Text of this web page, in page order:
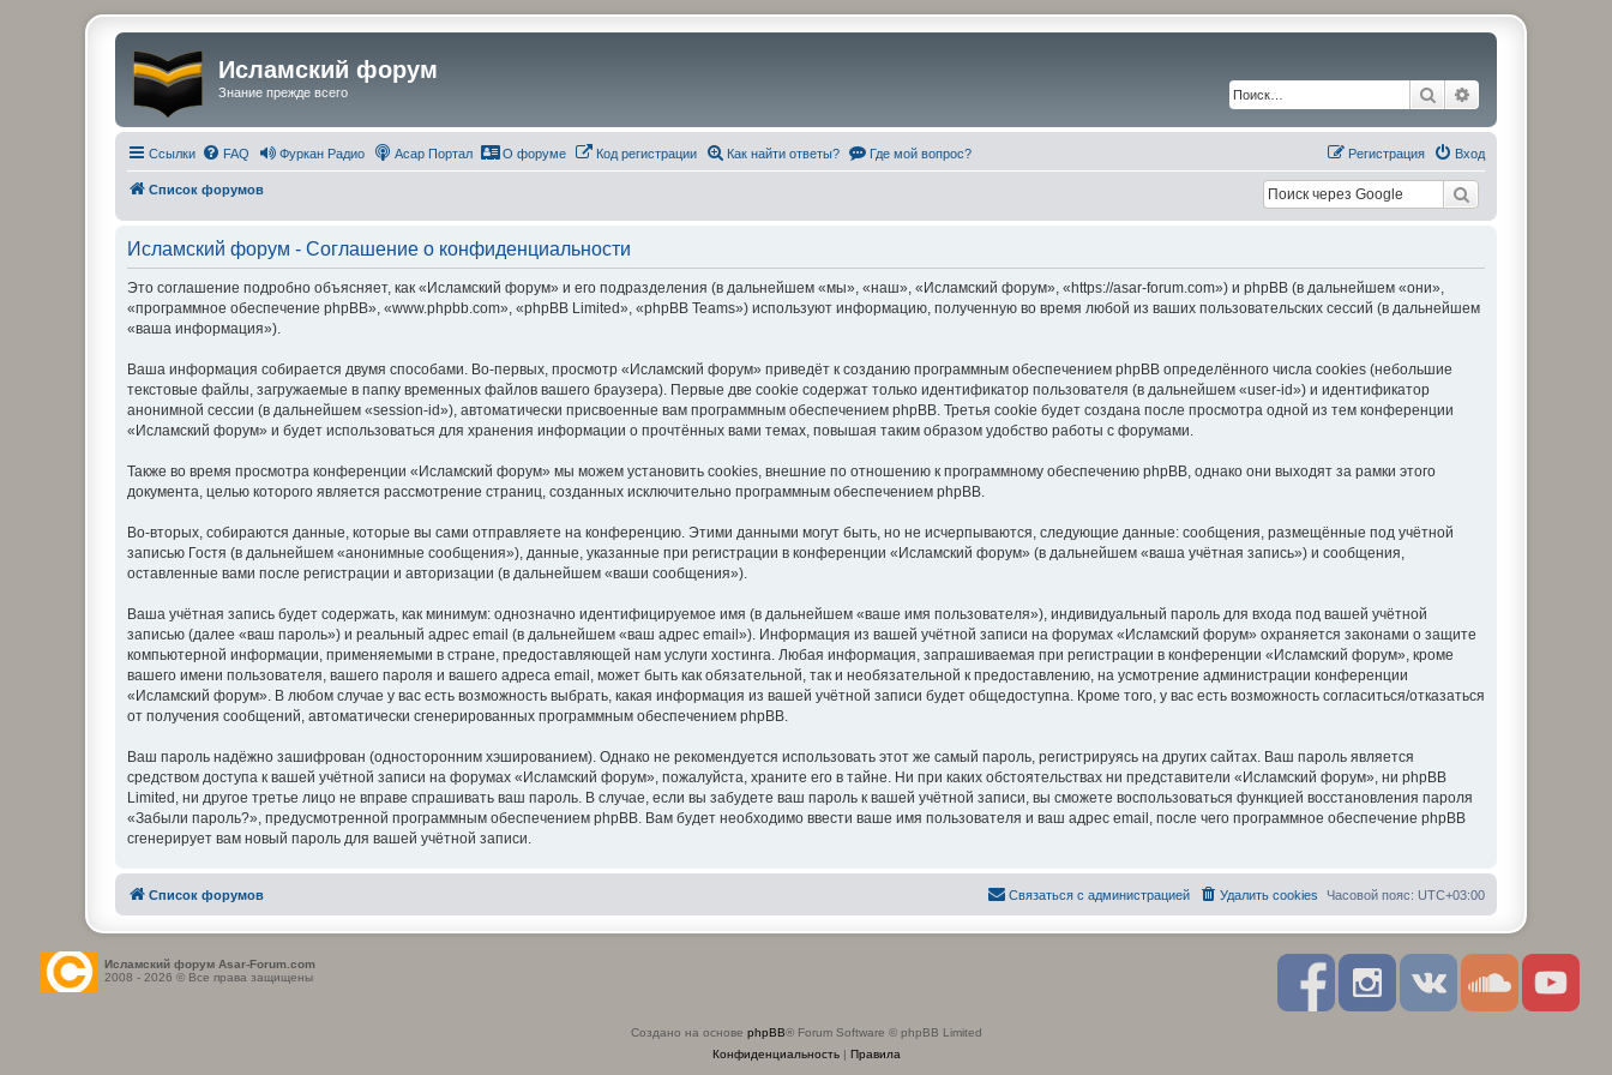
Исламский форум
Знание прежде всего Поиск
Ссылки FAQ Фуркан Радио Асар Портал О форуме Код регистрации Как найти ответы? Где мой вопрос? Вход
Регистрация
Список форумов
Исламский форум - Соглашение о конфиденциальности
Это соглашение подробно объясняет, как «Исламский форум» и его подразделения (в дальнейшем «мы», «наш», «Исламский форум», «https://asar-forum.com») и phpBB (в дальнейшем «они»,
«программное обеспечение phpBB», «www.phpbb.com», «phpBB Limited», «phpBB Teams») используют информацию, полученную во время любой из ваших пользовательских сессий (в дальнейшем
«ваша информация»).
Ваша информация собирается двумя способами. Во-первых, просмотр «Исламский форум» приведёт к созданию программным обеспечением phpBB определённого числа cookies (небольшие
текстовые файлы, загружаемые в папку временных файлов вашего браузера). Первые две cookie содержат только идентификатор пользователя (в дальнейшем «user-id») и идентификатор
анонимной сессии (в дальнейшем «session-id»), автоматически присвоенные вам программным обеспечением phpBB. Третья cookie будет создана после просмотра одной из тем конференции
«Исламский форум» и будет использоваться для хранения информации о прочтённых вами темах, повышая таким образом удобство работы с форумами.
Также во время просмотра конференции «Исламский форум» мы можем установить cookies, внешние по отношению к программному обеспечению phpBB, однако они выходят за рамки этого
документа, целью которого является рассмотрение страниц, созданных исключительно программным обеспечением phpBB.
Во-вторых, собираются данные, которые вы сами отправляете на конференцию. Этими данными могут быть, но не исчерпываются, следующие данные: сообщения, размещённые под учётной
записью Гостя (в дальнейшем «анонимные сообщения»), данные, указанные при регистрации в конференции «Исламский форум» (в дальнейшем «ваша учётная запись») и сообщения,
оставленные вами после регистрации и авторизации (в дальнейшем «ваши сообщения»).
Ваша учётная запись будет содержать, как минимум: однозначно идентифицируемое имя (в дальнейшем «ваше имя пользователя»), индивидуальный пароль для входа под вашей учётной
записью (далее «ваш пароль») и реальный адрес email (в дальнейшем «ваш адрес email»). Информация из вашей учётной записи на форумах «Исламский форум» охраняется законами о защите
компьютерной информации, применяемыми в стране, предоставляющей нам услуги хостинга. Любая информация, запрашиваемая при регистрации в конференции «Исламский форум», кроме
вашего имени пользователя, вашего пароля и вашего адреса email, может быть как обязательной, так и необязательной к предоставлению, на усмотрение администрации конференции
«Исламский форум». В любом случае у вас есть возможность выбрать, какая информация из вашей учётной записи будет общедоступна. Кроме того, у вас есть возможность согласиться/отказаться
от получения сообщений, автоматически сгенерированных программным обеспечением phpBB.
Ваш пароль надёжно зашифрован (односторонним хэшированием). Однако не рекомендуется использовать этот же самый пароль, регистрируясь на других сайтах. Ваш пароль является
средством доступа к вашей учётной записи на форумах «Исламский форум», пожалуйста, храните его в тайне. Ни при каких обстоятельствах ни представители «Исламский форум», ни phpBB
Limited, ни другое третье лицо не вправе спрашивать ваш пароль. В случае, если вы забудете ваш пароль к вашей учётной записи, вы сможете воспользоваться функцией восстановления пароля
«Забыли пароль?», предусмотренной программным обеспечением phpBB. Вам будет необходимо ввести ваше имя пользователя и ваш адрес email, после чего программное обеспечение phpBB
сгенерирует вам новый пароль для вашей учётной записи.
Список форумов Часовой пояс: UTC+03:00
Удалить cookies
Связаться с администрацией
Исламский форум Asar-Forum.com
2008 - 2026 © Все права защищены
F
c
I
s
R
S
S
u
Y
u
Создано на основе phpBB® Forum Software © phpBB Limited
Конфиденциальность| Правила